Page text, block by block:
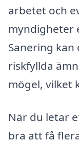
arbetet och
myndigheter
Sanering
riskfyllda
mögel, vilket
När du letar
bra att få